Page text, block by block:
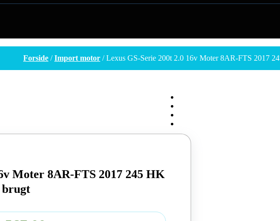
Forside /Import motor / Lexus GS-Serie 200t 2.0 16v Moter 8AR-FTS 2017
Moter 8AR-FTS 2017 245 HK
brugt